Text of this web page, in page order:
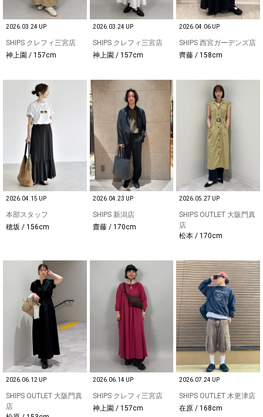
2026.03.24 UP
SHIPS クレフィ三宮店
神上園 / 157cm
2026.03.24 UP
SHIPS クレフィ三宮店
神上園 / 157cm
2026.04.06 UP
SHIPS 西宮ガーデンズ店
齊藤 / 158cm
2026.04.15 UP
本部スタッフ
穂坂 / 156cm
2026.04.23 UP
SHIPS 新潟店
齋藤 / 170cm
2026.05.27 UP
SHIPS OUTLET 大阪門真
店
松本 / 170cm
2026.06.12 UP
SHIPS OUTLET 大阪門真
店
2026.06.14 UP
SHIPS クレフィ三宮店
神上園 / 157cm
2026.07.24 UP
SHIPS OUTLET 木更津店
在原 / 168cm